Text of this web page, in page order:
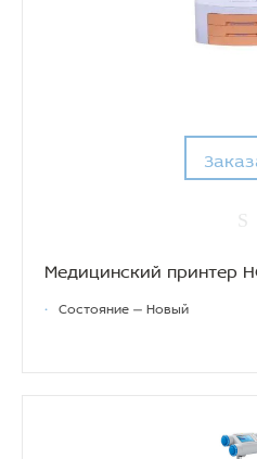
Медицинский принтер
• Состояние — Новый